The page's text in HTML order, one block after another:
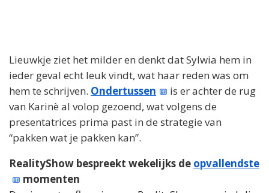
Lieuwkje ziet het milder en denkt dat Sylwia hem in
ieder geval echt leuk vindt, wat haar reden was om
hem te schrijven. Ondertussen
is er achter de rug
van Karinè al volop gezoend, wat volgens de
presentatrices prima past in de strategie van
“pakken wat je pakken kan”.
RealityShow bespreekt wekelijks de opvallendste
momenten